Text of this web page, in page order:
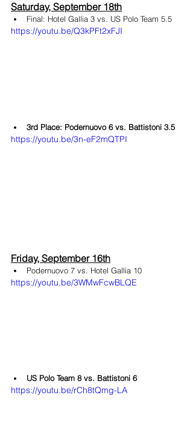
Saturday, September 18th
Final: Hotel Gallia 3 vs. US Polo Team 5.5
https://youtu.be/Q3kPFt2xFJI
3rd Place: Podernuovo 6 vs. Battistoni 3.5
https://youtu.be/3n-eF2mQTPI
Friday, September 16th
Podernuovo 7 vs. Hotel Gallia 10
https://youtu.be/3WMwFcwBLQE
US Polo Team 8 vs. Battistoni 6
https://youtu.be/rCh8tQmg-LA